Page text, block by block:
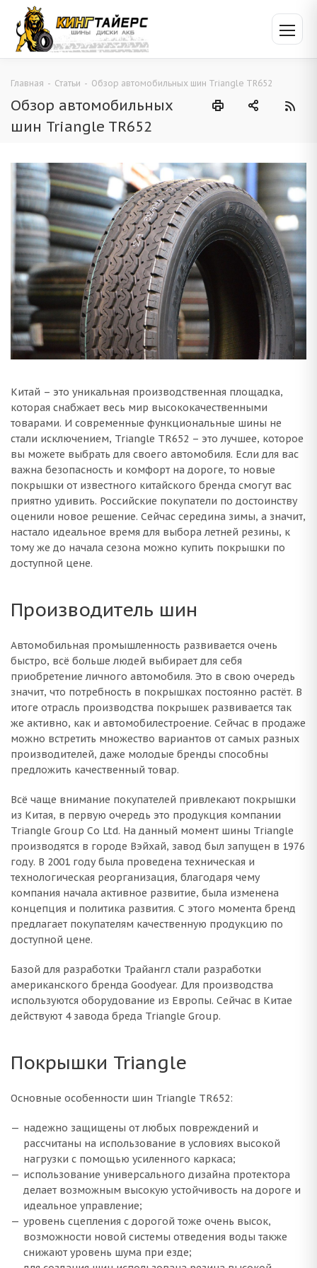
Главная - Статьи - Обзор автомобильных шин Triangle TR652
Обзор автомобильных
шин Triangle TR652
Китай – это уникальная производственная площадка,
которая снабжает весь мир высококачественными
товарами. И современные функциональные шины не
стали исключением, Triangle TR652 – это лучшее, которое
вы можете выбрать для своего автомобиля. Если для вас
важна безопасность и комфорт на дороге, то новые
покрышки от известного китайского бренда смогут вас
приятно удивить. Российские покупатели по достоинству
оценили новое решение. Сейчас середина зимы, а значит,
настало идеальное время для выбора летней резины, к
тому же до начала сезона можно купить покрышки по
доступной цене.
Производитель шин
Автомобильная промышленность развивается очень
быстро, всё больше людей выбирает для себя
приобретение личного автомобиля. Это в свою очередь
значит, что потребность в покрышках постоянно растёт. В
итоге отрасль производства покрышек развивается так
же активно, как и автомобилестроение. Сейчас в продаже
можно встретить множество вариантов от самых разных
производителей, даже молодые бренды способны
предложить качественный товар.
Всё чаще внимание покупателей привлекают покрышки
из Китая, в первую очередь это продукция компании
Triangle Group Co Ltd. На данный момент шины Triangle
производятся в городе Вэйхай, завод был запущен в 1976
году. В 2001 году была проведена техническая и
технологическая реорганизация, благодаря чему
компания начала активное развитие, была изменена
концепция и политика развития. С этого момента бренд
предлагает покупателям качественную продукцию по
доступной цене.
Базой для разработки Трайангл стали разработки
американского бренда Goodyear. Для производства
используются оборудование из Европы. Сейчас в Китае
действуют 4 завода бреда Triangle Group.
Покрышки Triangle
Основные особенности шин Triangle TR652:
надежно защищены от любых повреждений и
рассчитаны на использование в условиях высокой
нагрузки с помощью усиленного каркаса;
использование универсального дизайна протектора
делает возможным высокую устойчивость на дороге и
идеальное управление;
уровень сцепления с дорогой тоже очень высок,
возможности новой системы отведения воды также
снижают уровень шума при езде;